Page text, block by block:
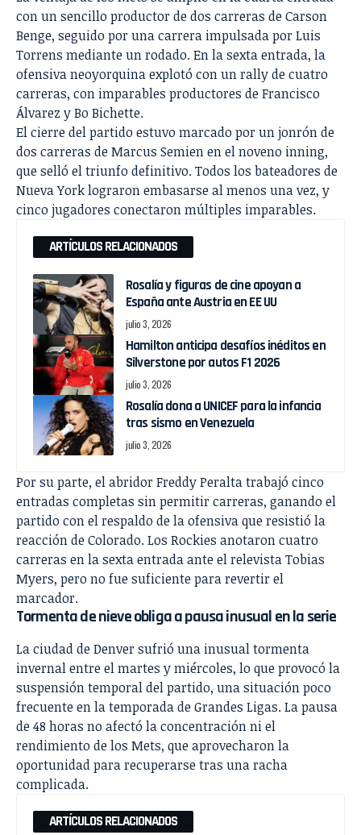
con un sencillo productor de dos carreras de Carson
Benge, seguido por una carrera impulsada por Luis
Torrens mediante un rodado. En la sexta entrada, la
ofensiva neoyorquina explotó con un rally de cuatro
carreras, con imparables productores de Francisco
Álvarez y Bo Bichette.
El cierre del partido estuvo marcado por un jonrón de
dos carreras de Marcus Semien en el noveno inning,
que selló el triunfo definitivo. Todos los bateadores de
Nueva York lograron embasarse al menos una vez, y
cinco jugadores conectaron múltiples imparables.
ARTÍCULOS RELACIONADOS
Rosalía y figuras de cine apoyan a
España ante Austria en EE UU
julio 3, 2026
Hamilton anticipa desafíos inéditos en
Silverstone por autos F1 2026
julio 3, 2026
Rosalía dona a UNICEF para la infancia
tras sismo en Venezuela
julio 3, 2026
Por su parte, el abridor Freddy Peralta trabajó cinco
entradas completas sin permitir carreras, ganando el
partido con el respaldo de la ofensiva que resistió la
reacción de Colorado. Los Rockies anotaron cuatro
carreras en la sexta entrada ante el relevista Tobias
Myers, pero no fue suficiente para revertir el
marcador.
Tormenta de nieve obliga a pausa inusual en la serie
La ciudad de Denver sufrió una inusual tormenta
invernal entre el martes y miércoles, lo que provocó la
suspensión temporal del partido, una situación poco
frecuente en la temporada de Grandes Ligas. La pausa
de 48 horas no afectó la concentración ni el
rendimiento de los Mets, que aprovecharon la
oportunidad para recuperarse tras una racha
complicada.
ARTÍCULOS RELACIONADOS